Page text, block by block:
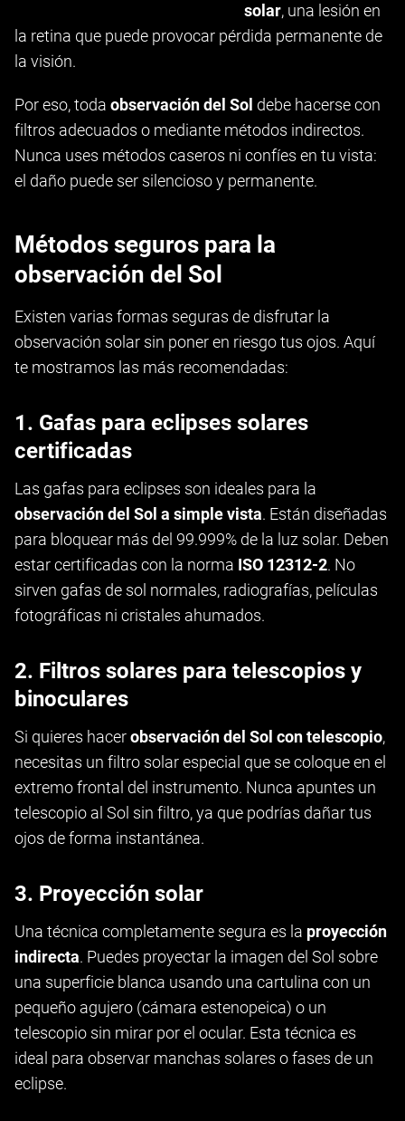
solar, una lesión en
la retina que puede provocar pérdida permanente de
la visión.
Por eso, toda observación del Sol debe hacerse con
filtros adecuados o mediante métodos indirectos.
Nunca uses métodos caseros ni confíes en tu vista:
el daño puede ser silencioso y permanente.
Métodos seguros para la
observación del Sol
Existen varias formas seguras de disfrutar la
observación solar sin poner en riesgo tus ojos. Aquí
te mostramos las más recomendadas:
1. Gafas para eclipses solares
certificadas
Las gafas para eclipses son ideales para la
observación del Sol a simple vista. Están diseñadas
para bloquear más del 99.999% de la luz solar. Deben
estar certificadas con la norma ISO 12312-2. No
sirven gafas de sol normales, radiografías, películas
fotográficas ni cristales ahumados.
2. Filtros solares para telescopios y
binoculares
Si quieres hacerobservación del Sol con telescopio,
necesitas un filtro solar especial que se coloque en el
extremo frontal del instrumento. Nunca apuntes un
telescopio al Sol sin filtro, ya que podrías dañar tus
ojos de forma instantánea.
3. Proyección solar
Una técnica completamente segura es la proyección
indirecta. Puedes proyectar la imagen del Sol sobre
una superficie blanca usando una cartulina con un
pequeño agujero (cámara estenopeica) o un
telescopio sin mirar por el ocular. Esta técnica es
ideal para observar manchas solares o fases de un
eclipse.